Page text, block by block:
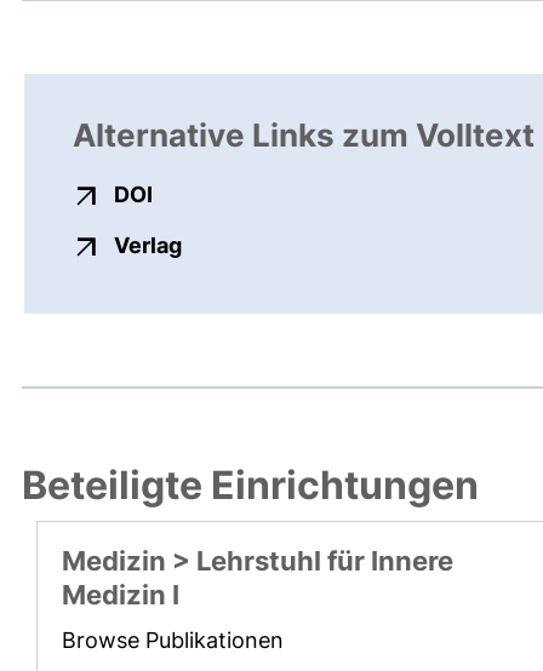
Alternative Links zum Volltext
DOI
Verlagexterner Link, öffnet neues
Beteiligte Einrichtungen
Medizin > Lehrstuhl für Innere
Medizin I
Browse Publikationen